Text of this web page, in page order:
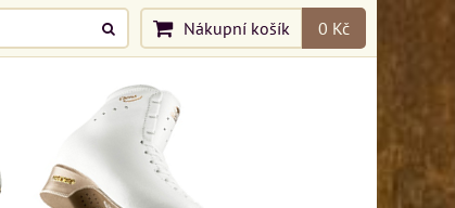
Nákupní košík 0 Kč